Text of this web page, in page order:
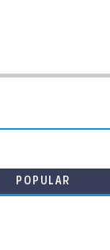
POPULAR